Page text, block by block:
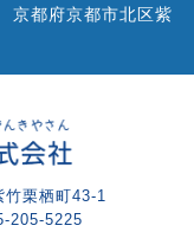
府京都市北区紫
栗栖町43-1
205-5225